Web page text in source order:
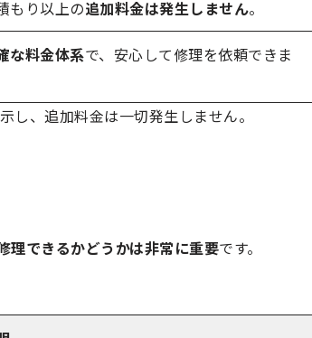
もり以上の追加料金は発生しません。
な料金体系で、安心して修理を依頼できま
し、追加料金は一切発生しません。
理できるかどうかは非常に重要です。